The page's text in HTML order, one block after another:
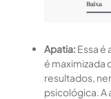
Apatia: Essa é
é maximizada
resultados,
psicológica. A